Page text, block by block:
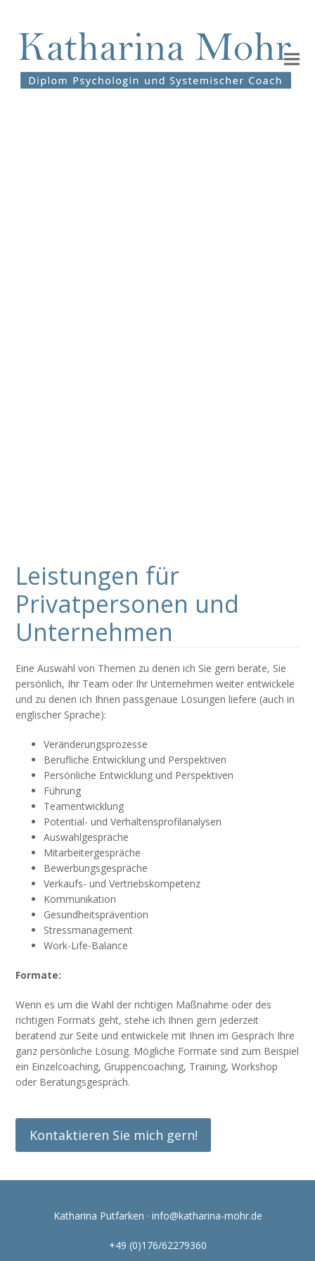
Leistungen für
Privatpersonen und
Unternehmen
Eine Auswahl von Themen zu denen ich Sie gern berate, Sie
persönlich, Ihr Team oder Ihr Unternehmen weiter entwickele
und zu denen ich Ihnen passgenaue Lösungen liefere (auch in
englischer Sprache):
Veränderungsprozesse
Berufliche Entwicklung und Perspektiven
Persönliche Entwicklung und Perspektiven
Führung
Teamentwicklung
Potential- und Verhaltensprofilanalysen
Auswahlgespräche
Mitarbeitergespräche
Bewerbungsgespräche
Verkaufs- und Vertriebskompetenz
Kommunikation
Gesundheitsprävention
Stressmanagement
Work-Life-Balance
Formate:
Wenn es um die Wahl der richtigen Maßnahme oder des
richtigen Formats geht, stehe ich Ihnen gern jederzeit
beratend zur Seite und entwickele mit Ihnen im Gespräch Ihre
ganz persönliche Lösung. Mögliche Formate sind zum Beispiel
ein Einzelcoaching, Gruppencoaching, Training, Workshop
oder Beratungsgespräch.
Kontaktieren Sie mich gern!
Katharina Putfarken · info@katharina-mohr.de
+49 (0)176/62279360